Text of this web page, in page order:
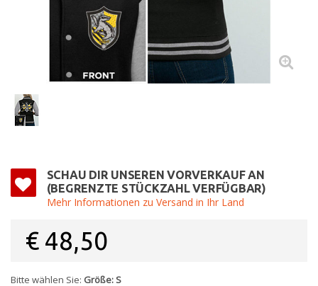
SCHAU DIR UNSEREN VORVERKAUF AN
(BEGRENZTE STÜCKZAHL VERFÜGBAR)
Mehr Informationen zu Versand in Ihr Land
€ 48,50
Bitte wählen Sie: Größe: S